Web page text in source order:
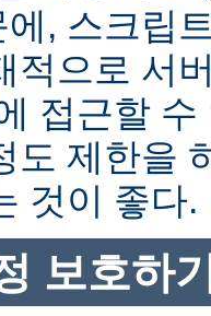
, 스크립
적으로 서
접근할
도 제한을
것이 좋다.
보호하